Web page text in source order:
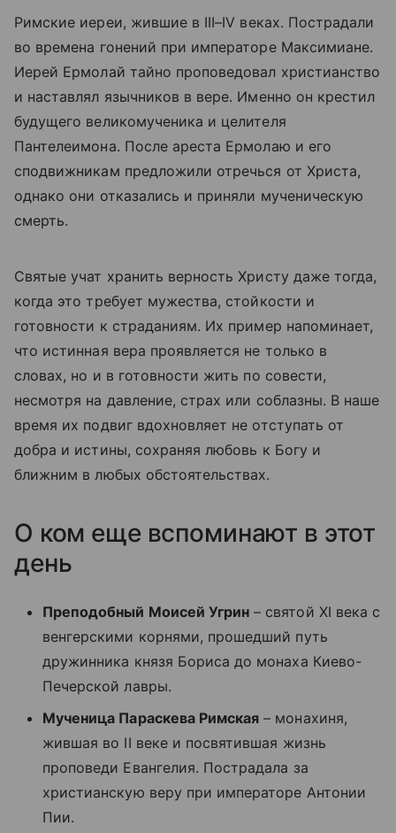
Римские иереи, жившие в III–IV веках. Пострадали
во времена гонений при императоре Максимиане.
Иерей Ермолай тайно проповедовал христианство
и наставлял язычников в вере. Именно он крестил
будущего великомученика и целителя
Пантелеимона. После ареста Ермолаю и его
сподвижникам предложили отречься от Христа,
однако они отказались и приняли мученическую
смерть.
Святые учат хранить верность Христу даже тогда,
когда это требует мужества, стойкости и
готовности к страданиям. Их пример напоминает,
что истинная вера проявляется не только в
словах, но и в готовности жить по совести,
несмотря на давление, страх или соблазны. В наше
время их подвиг вдохновляет не отступать от
добра и истины, сохраняя любовь к Богу и
ближним в любых обстоятельствах.
О ком еще вспоминают в этот
день
Преподобный Моисей Угрин – святой XI века с
венгерскими корнями, прошедший путь
дружинника князя Бориса до монаха Киево-
Печерской лавры.
Мученица Параскева Римская – монахиня,
жившая во II веке и посвятившая жизнь
проповеди Евангелия. Пострадала за
христианскую веру при императоре Антонии
Пии.